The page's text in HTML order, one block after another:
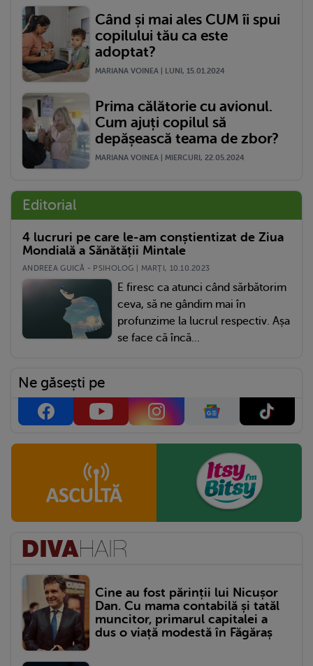
Când și mai ales CUM îi spui
copilului tău ca este
adoptat?
MARIANA VOINEA | LUNI, 15.01.2024
Prima călătorie cu avionul.
Cum ajuți copilul să
depășească teama de zbor?
MARIANA VOINEA | MIERCURI, 22.05.2024
Editorial
4 lucruri pe care le-am conștientizat de Ziua
Mondială a Sănătății Mintale
ANDREEA GUICĂ - PSIHOLOG | MARŢI, 10.10.2023
E firesc ca atunci când sărbătorim
ceva, să ne gândim mai în
profunzime la lucrul respectiv. Așa
se face că încă...
Ne găsești pe
Cine au fost părinții lui Nicușor
Dan. Cu mama contabilă și tatăl
muncitor, primarul capitalei a
dus o viață modestă în Făgăraș